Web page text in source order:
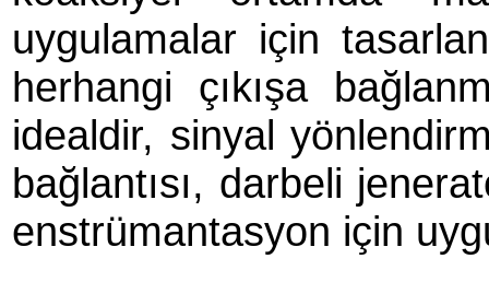
uygulamalar için
herhangi çıkışa
idealdir, sinyal
bağlantısı, darbeli
enstrümantasyon için